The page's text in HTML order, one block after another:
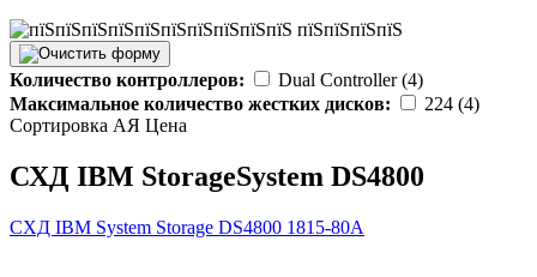
Количество контроллеров:
Dual Controller (4)
Максимальное количество жестких дисков:
224 (4)
Сортировка АЯ Ценa
СХД IBM StorageSystem DS4800
СХД IBM System Storage DS4800 1815-80A